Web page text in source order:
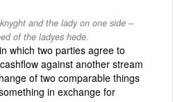
and the lady on one side –
of the ladyes hede.
which two parties agree to
against another stream
of two comparable things
in exchange for